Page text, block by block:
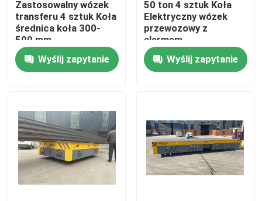
Dom
Filmy
O nas
Zastosowalny wózek
transferu 4 sztuk Koła
średnica koła 300-
500 mm
Wyślij zapytanie
50 ton 4 sztuk Koła
Elektryczny wózek
przewozowy z
alarmem
ostrzegawczym i
końcowym
zatrzymaniem
Wyślij zapytanie